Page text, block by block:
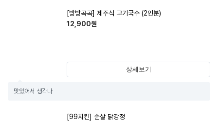
[방방곡곡] 제주식 고기국수 (2인분)
12,900원
상세보기
맛있어서 생각나
[99치킨] 순살 닭강정